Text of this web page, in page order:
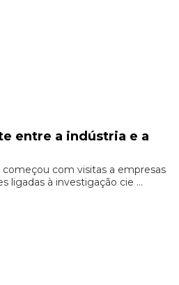
entre a indústria e a
com visitas a empresas
ligadas à investigação cie ...